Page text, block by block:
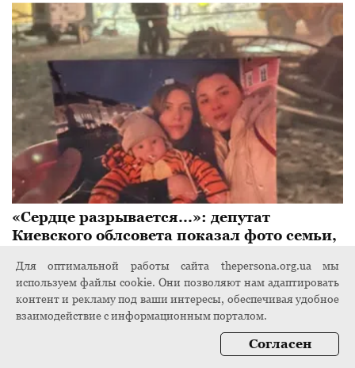
«Сердце разрывается...»: депутат
Киевского облсовета показал фото семьи,
8 ноября 2024
Для оптимальной работы сайта thepersona.org.ua мы
используем файлы cookie. Они позволяют нам адаптировать
контент и рекламу под ваши интересы, обеспечивая удобное
взаимодействие с информационным порталом.
Согласен